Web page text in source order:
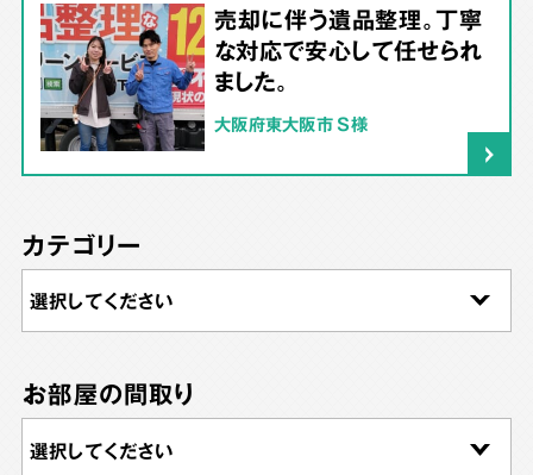
売却に伴う遺品整理。丁寧
な対応で安心して任せられ
ました。
大阪府東大阪市 S様
カテゴリー
お部屋の間取り